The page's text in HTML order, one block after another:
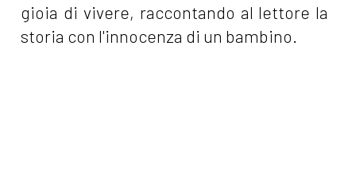
gioia di vivere, raccontando al lettore la
storia con l'innocenza di un bambino.